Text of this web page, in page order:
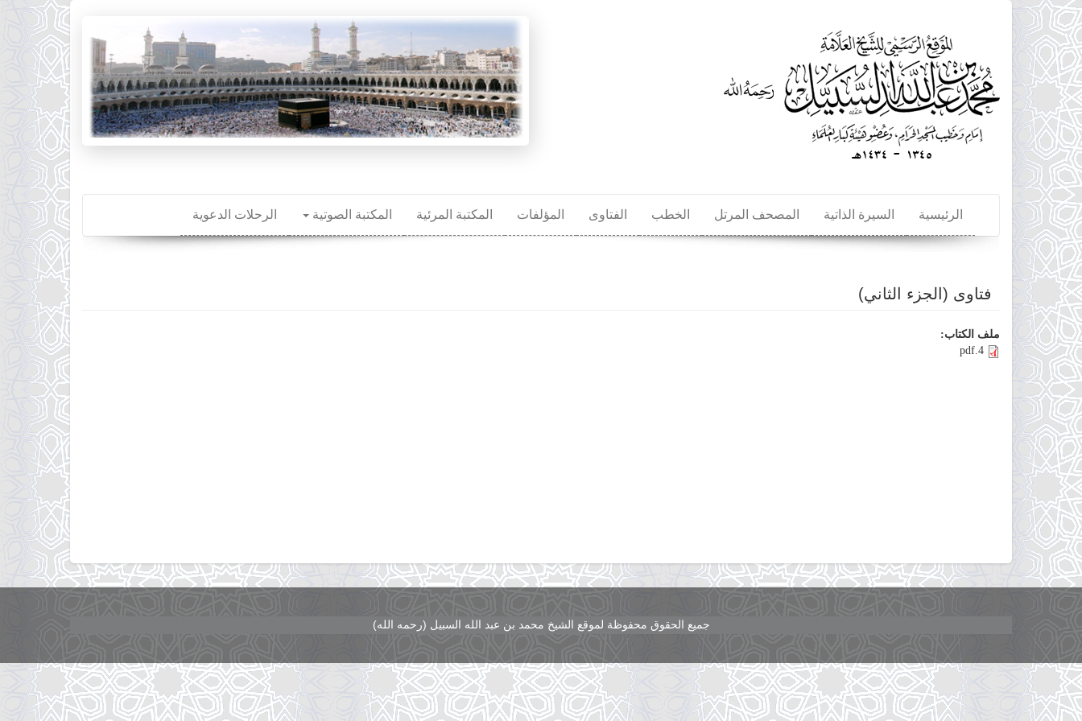
تجاوز
إلى
المحتوى
الرئيسي
الرئيسية السيرة الذاتية المصحف المرتل الخطب الفتاوى المؤلفات المكتبة المرئية المكتبة الصوتية الرحلات الدعوية
فتاوى (الجزء الثاني)
ملف الكتاب:
4.pdf
جميع الحقوق محفوظة لموقع الشيخ محمد بن عبد الله السبيل (رحمه الله)